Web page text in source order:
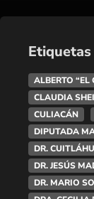
Etiquetas
ALBERTO “EL
CLAUDIA
CULIACÁN
DIPUTADA
DR.
DR. JESÚS
DR. MARIO